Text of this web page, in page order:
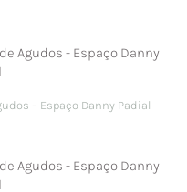
– Espaço Danny Padial